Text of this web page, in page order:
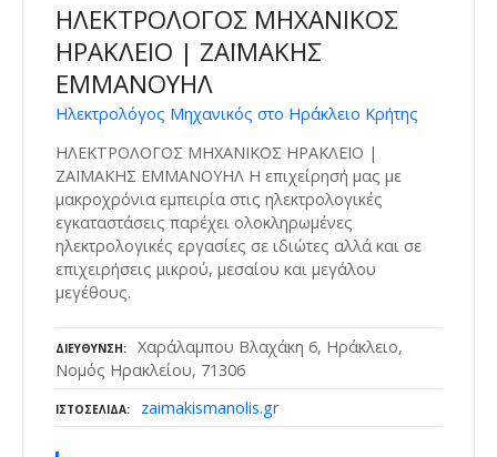
ΗΛΕΚΤΡΟΛΟΓΟΣ ΜΗΧΑΝΙΚΟΣ
ΗΡΑΚΛΕΙΟ | ΖΑΪΜΑΚΗΣ
ΕΜΜΑΝΟΥΗΛ
Ηλεκτρολόγος Μηχανικός στο Ηράκλειο Κρήτης
ΗΛΕΚΤΡΟΛΟΓΟΣ ΜΗΧΑΝΙΚΟΣ ΗΡΑΚΛΕΙΟ |
ΖΑΪΜΑΚΗΣ ΕΜΜΑΝΟΥΗΛ Η επιχείρησή μας με
μακροχρόνια εμπειρία στις ηλεκτρολογικές
εγκαταστάσεις παρέχει ολοκληρωμένες
ηλεκτρολογικές εργασίες σε ιδιώτες αλλά και σε
επιχειρήσεις μικρού, μεσαίου και μεγάλου
μεγέθους.
ΔΙΕΎΘΥΝΣΗ
Χαράλαμπου Βλαχάκη 6, Ηράκλειο,
Νομός Ηρακλείου, 71306
ΙΣΤΟΣΕΛΊΔΑ zaimakismanolis.gr